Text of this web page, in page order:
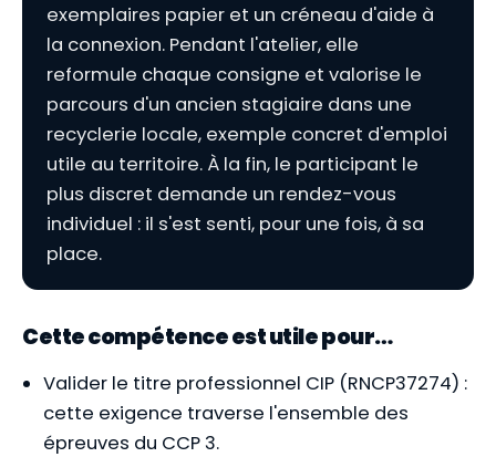
exemplaires papier et un créneau d'aide à
la connexion. Pendant l'atelier, elle
reformule chaque consigne et valorise le
parcours d'un ancien stagiaire dans une
recyclerie locale, exemple concret d'emploi
utile au territoire. À la fin, le participant le
plus discret demande un rendez-vous
individuel : il s'est senti, pour une fois, à sa
place.
Cette compétence est utile pour…
Valider le titre professionnel CIP (RNCP37274) :
cette exigence traverse l'ensemble des
épreuves du CCP 3.